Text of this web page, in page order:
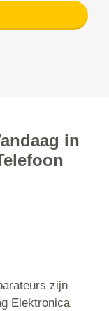
in
zijn
Elektronica